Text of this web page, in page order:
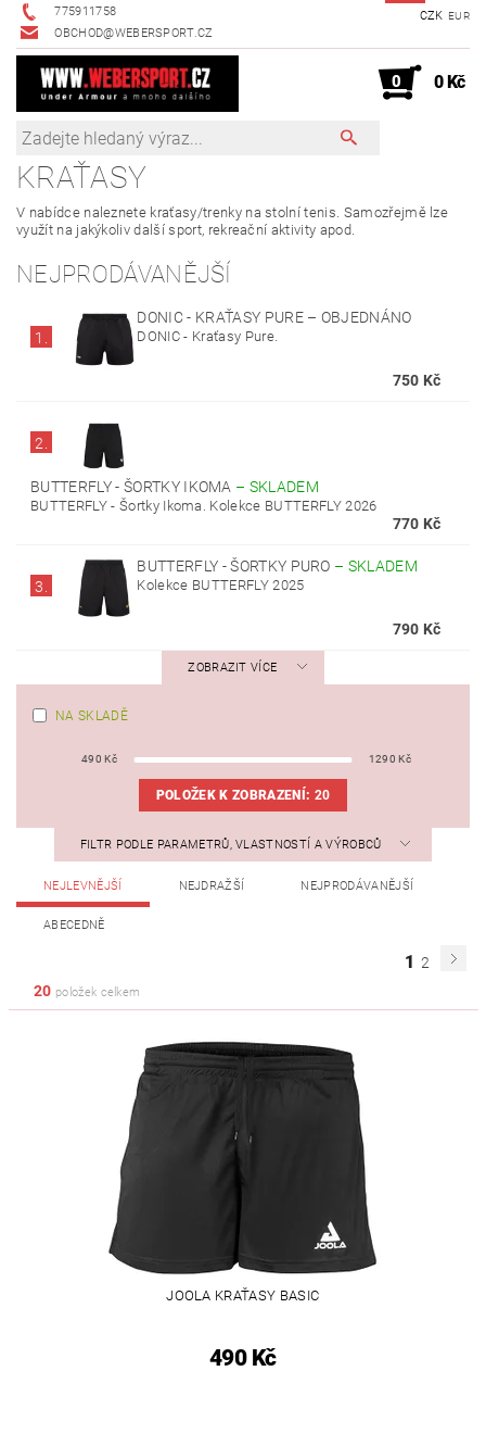
775911758
OBCHOD@WEBERSPORT.CZ
CZK EUR
0 0 Kč
KRAŤASY
V nabídce naleznete kraťasy/trenky na stolní tenis. Samozřejmě lze
využít na jakýkoliv další sport, rekreační aktivity apod.
NEJPRODÁVANĚJŠÍ
1.
DONIC - KRAŤASY PURE – OBJEDNÁNO
DONIC - Kraťasy Pure.
750 Kč
2.
BUTTERFLY - ŠORTKY IKOMA – SKLADEM
BUTTERFLY - Šortky Ikoma. Kolekce BUTTERFLY 2026
770 Kč
3.
BUTTERFLY - ŠORTKY PURO – SKLADEM
Kolekce BUTTERFLY 2025
790 Kč
ZOBRAZIT VÍCE
NA SKLADĚ
490 Kč 1290 Kč
POLOŽEK K ZOBRAZENÍ: 20
FILTR PODLE PARAMETRŮ, VLASTNOSTÍ A VÝROBCŮ
NEJLEVNĚJŠÍ NEJDRAŽŠÍ NEJPRODÁVANĚJŠÍ
ABECEDNĚ
1 2
20 položek celkem
JOOLA KRAŤASY BASIC
490 Kč